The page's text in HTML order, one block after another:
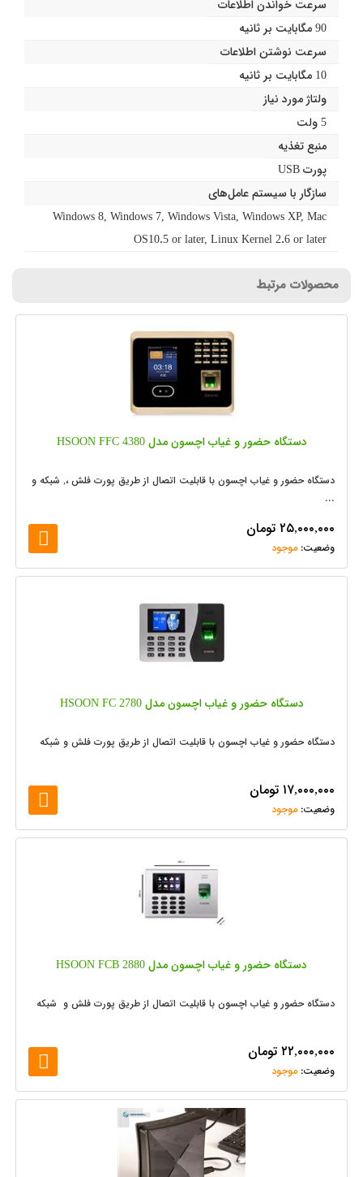
سرعت خواندن اطلاعات
90 مگابایت بر ثانیه
سرعت نوشتن اطلاعات
10 مگابایت بر ثانیه
ولتاژ مورد نیاز
5 ولت
منبع تغذیه
پورت USB
سازگار با سیستم عامل‌های
Windows 8, Windows 7, Windows Vista, Windows XP, Mac
OS10.5 or later, Linux Kernel 2.6 or later
محصولات مرتبط
دستگاه حضور و غیاب اچسون مدل HSOON FFC 4380
دستگاه حضور و غیاب اچسون با قابلیت اتصال از طریق پورت فلش ،, شبکه و
...
۲۵,۰۰۰,۰۰۰ تومان
موجود
دستگاه حضور و غیاب اچسون مدل HSOON FC 2780
دستگاه حضور و غیاب اچسون با قابلیت اتصال از طریق پورت فلش و شبکه
۱۷,۰۰۰,۰۰۰ تومان
موجود
دستگاه حضور و غیاب اچسون مدل HSOON FCB 2880
دستگاه حضور و غیاب اچسون با قابلیت اتصال از طریق پورت فلش و شبکه
۲۲,۰۰۰,۰۰۰ تومان
موجود